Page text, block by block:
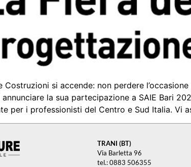
Costruzioni si accende: non perdere
la sua partecipazione a SAIE Bari
per i professionisti del Centro e Sud Italia. Vi
TRANI (BT)
Via Barletta 96
tel.: 0883 506355